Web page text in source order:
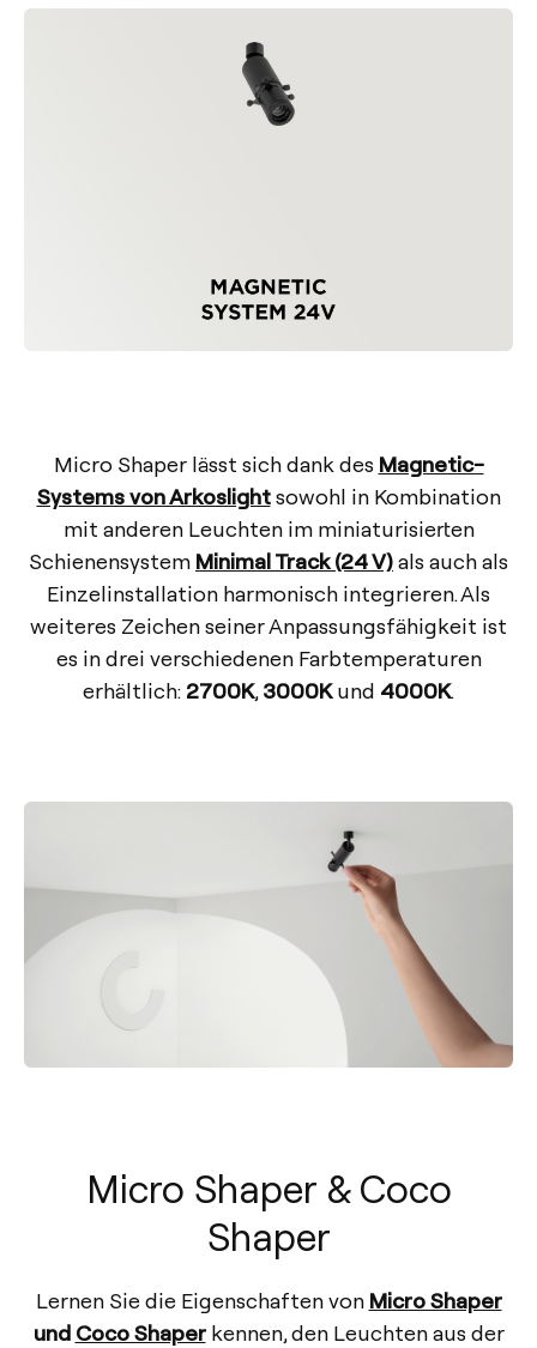
Micro Shaper lässt sich dank des Magnetic-
Systems von Arkoslightsowohl in Kombination
mit anderen Leuchten im miniaturisierten
Schienensystem Minimal Track (24 V)als auch als
Einzelinstallation harmonisch integrieren. Als
weiteres Zeichen seiner Anpassungsfähigkeit ist
es in drei verschiedenen Farbtemperaturen
erhältlich: 2700K,3000Kund 4000K.
Micro Shaper & Coco
Shaper
Lernen Sie die Eigenschaften von Micro Shaper
und Coco Shaper kennen, den Leuchten aus der